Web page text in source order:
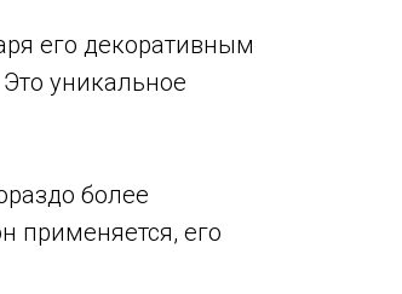
его декоративным
уникальное
более
применяется, его